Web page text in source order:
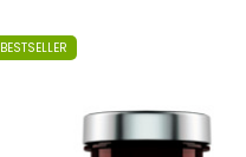
BESTSELLER